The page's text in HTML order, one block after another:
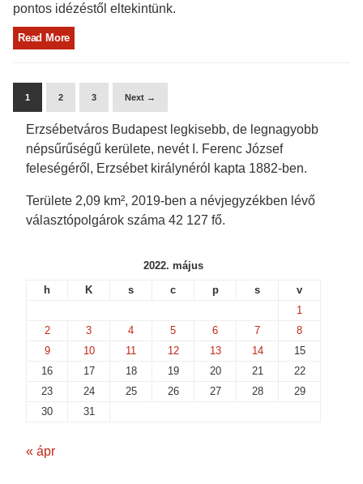
pontos idézéstől eltekintünk.
Read More
1 2 3 Next →
Erzsébetváros Budapest legkisebb, de legnagyobb
népsűrűségű kerülete, nevét I. Ferenc József
feleségéről, Erzsébet királynéról kapta 1882-ben.
Területe 2,09 km², 2019-ben a névjegyzékben lévő
választópolgárok száma 42 127 fő.
2022. május
h
K s c p s
v
1
2
3 4 5 6 7
8
9
10 11 12 13 14
15
16
17 18 19 20 21
22
23
24 25 26 27 28
29
30
31
« ápr